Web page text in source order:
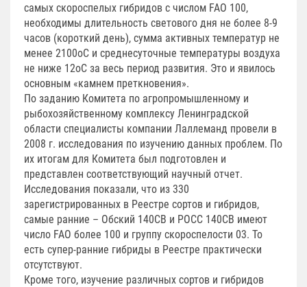
самых скороспелых гибридов с числом FAO 100,
необходимы длительность светового дня не более 8-9
часов (короткий день), сумма активных температур не
менее 2100оС и среднесуточные температуры воздуха
не ниже 12оС за весь период развития. Это и явилось
основным «камнем преткновения».
По заданию Комитета по агропромышленному и
рыбохозяйственному комплексу Ленинградской
области специалисты компании Лаллеманд провели в
2008 г. исследования по изучению данных проблем. По
их итогам для Комитета был подготовлен и
представлен соответствующий научный отчет.
Исследования показали, что из 330
зарегистрированных в Реестре сортов и гибридов,
самые ранние – Обский 140СВ и РОСС 140СВ имеют
число FAO более 100 и группу скороспелости 03. То
есть супер-ранние гибриды в Реестре практически
отсутствуют.
Кроме того, изучение различных сортов и гибридов